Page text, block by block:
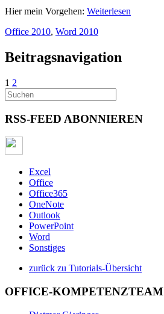
Hier mein Vorgehen: Weiterlesen
Office 2010, Word 2010
Beitragsnavigation
1 2
RSS-FEED ABONNIEREN
Excel
Office
Office365
OneNote
Outlook
PowerPoint
Word
Sonstiges
zurück zu Tutorials-Übersicht
OFFICE-KOMPETENZTEAM